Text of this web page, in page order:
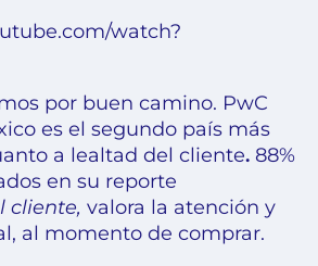
watch?
por buen camino. PwC
es el segundo país más
a lealtad del cliente. 88%
en su reporte
cliente, valora la atención y
al momento de comprar.